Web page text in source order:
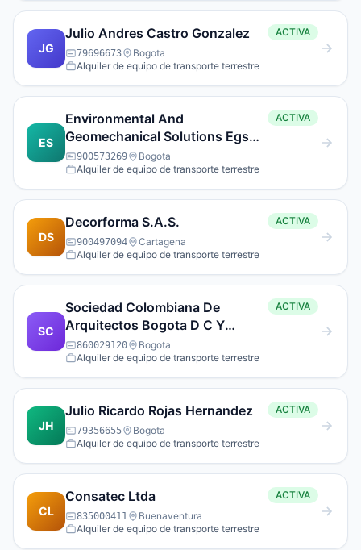
JG
Julio Andres Castro Gonzalez ACTIVA
79696673
Bogota
Alquiler de equipo de transporte terrestre
ES
Environmental And
Geomechanical Solutions Egs
Sas
ACTIVA
900573269
Bogota
Alquiler de equipo de transporte terrestre
DS
Decorforma S.A.S. ACTIVA
900497094
Cartagena
Alquiler de equipo de transporte terrestre
SC
Sociedad Colombiana De
Arquitectos Bogota D C Y
Cundinamarca
ACTIVA
860029120
Bogota
Alquiler de equipo de transporte terrestre
JH
Julio Ricardo Rojas Hernandez ACTIVA
79356655
Bogota
Alquiler de equipo de transporte terrestre
CL
Consatec Ltda ACTIVA
835000411
Buenaventura
Alquiler de equipo de transporte terrestre